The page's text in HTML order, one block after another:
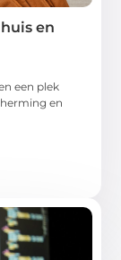
en
een plek
en